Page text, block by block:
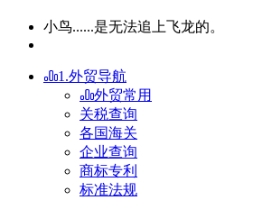
小鸟......是无法追上飞龙的。
1.外贸导航
外贸常用
关税查询
各国海关
企业查询
商标专利
标准法规